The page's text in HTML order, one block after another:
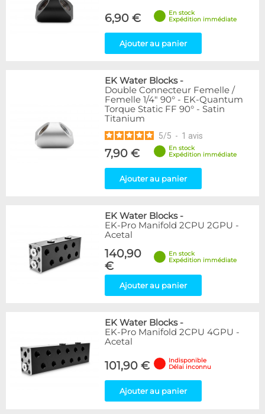
6,90 €
En stock
Expédition immédiate
Ajouter au panier
EK Water Blocks-
Double Connecteur Femelle /
Femelle 1/4" 90° - EK-Quantum
Torque Static FF 90° - Satin
Titanium
5/5 - 1 avis
7,90 €
En stock
Expédition immédiate
Ajouter au panier
EK Water Blocks-
EK-Pro Manifold 2CPU 2GPU -
Acetal
140,90
€
En stock
Expédition immédiate
Ajouter au panier
EK Water Blocks-
EK-Pro Manifold 2CPU 4GPU -
Acetal
101,90 €
Indisponible
Délai inconnu
Ajouter au panier